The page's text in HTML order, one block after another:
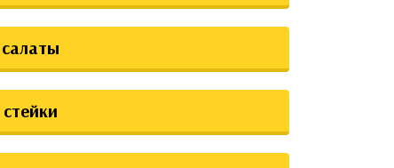
салаты
стейки